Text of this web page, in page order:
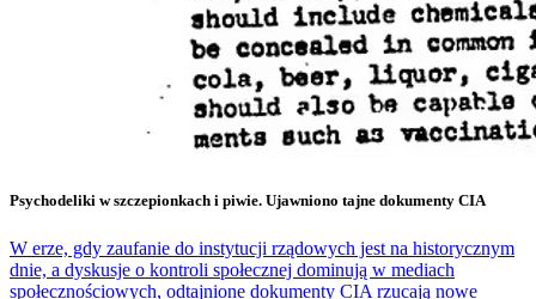
Psychodeliki w szczepionkach i piwie. Ujawniono tajne dokumenty CIA
W erze, gdy zaufanie do instytucji rządowych jest na historycznym
dnie, a dyskusje o kontroli społecznej dominują w mediach
społecznościowych, odtajnione dokumenty CIA rzucają nowe